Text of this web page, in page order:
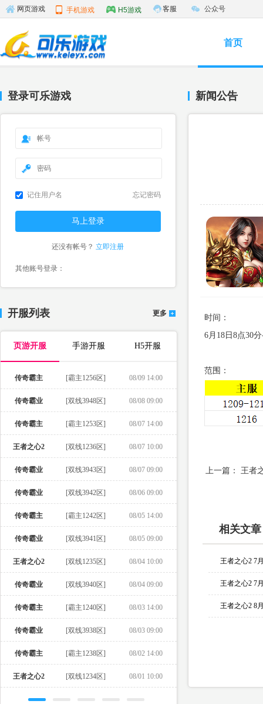
网页游戏 手机游戏 H5游戏 客服 公众号
首页
登录可乐游戏
记住用户名 忘记密码
还没有帐号？ 立即注册
其他账号登录：
开服列表 更多
页游开服 手游开服 H5开服
传奇霸主 [霸主1256区] 08/09 14:00
传奇霸业 [双线3948区] 08/08 09:00
传奇霸主 [霸主1253区] 08/07 14:00
王者之心2 [双线1236区] 08/07 10:00
传奇霸业 [双线3943区] 08/07 09:00
传奇霸业 [双线3942区] 08/06 09:00
传奇霸主 [霸主1242区] 08/05 14:00
传奇霸业 [双线3941区] 08/05 09:00
王者之心2 [双线1235区] 08/04 10:00
传奇霸业 [双线3940区] 08/04 09:00
传奇霸主 [霸主1240区] 08/03 14:00
传奇霸业 [双线3938区] 08/03 09:00
传奇霸主 [霸主1238区] 08/02 14:00
王者之心2 [双线1234区] 08/01 10:00
新闻公告
时间：
6月18日8点30
范围：
上一篇： 王者
相关文章
王者之心2 7
王者之心2 7
王者之心2 8